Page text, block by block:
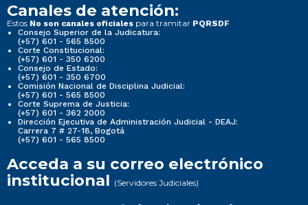
Canales de atención:
Estos No son canales oficiales para tramitar PQRSDF
Consejo Superior de la Judicatura:
(+57) 601 - 565 8500
Corte Constitucional:
(+57) 601 - 350 6200
Consejo de Estado:
(+57) 601 - 350 6700
Comisión Nacional de Disciplina Judicial:
(+57) 601 - 565 8500
Corte Suprema de Justicia:
(+57) 601 - 362 2000
Dirección Ejecutiva de Administración Judicial - DEAJ:
Carrera 7 # 27-18, Bogotá
(+57) 601 - 565 8500
Acceda a su correo electrónico
institucional (Servidores Judiciales)